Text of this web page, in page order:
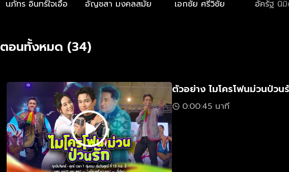
นภัทร อินทร์ใจเอื้อ อัญชสา มงคลสมัย เอกชัย ศรีวิชัย อัครัฐ นิ
ตอนทั้งหมด (34)
ตัวอย่าง ไมโครโฟนม่วนป่วน
0:00:45 นาที